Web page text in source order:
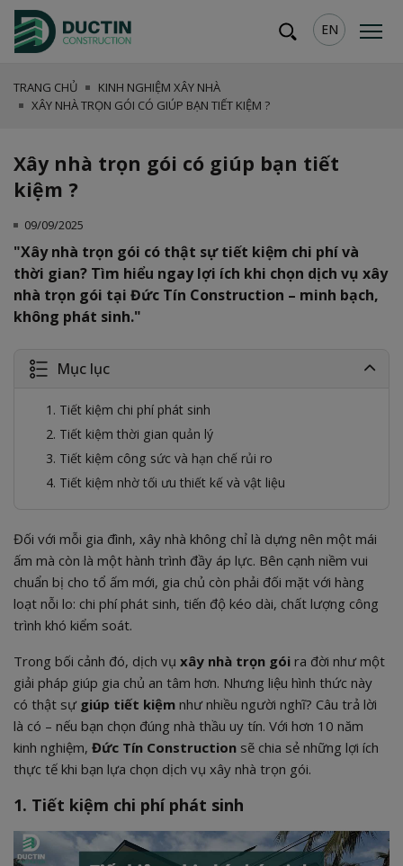
EN
TRANG CHỦ
KINH NGHIỆM XÂY NHÀ
XÂY NHÀ TRỌN GÓI CÓ GIÚP BẠN TIẾT KIỆM ?
Xây nhà trọn gói có giúp bạn tiết
kiệm ?
09/09/2025
"Xây nhà trọn gói có thật sự tiết kiệm chi phí và
thời gian? Tìm hiểu ngay lợi ích khi chọn dịch vụ xây
nhà trọn gói tại Đức Tín Construction – minh bạch,
không phát sinh."
Mục lục
1. Tiết kiệm chi phí phát sinh
2. Tiết kiệm thời gian quản lý
3. Tiết kiệm công sức và hạn chế rủi ro
4. Tiết kiệm nhờ tối ưu thiết kế và vật liệu
Đối với mỗi gia đình, xây nhà không chỉ là dựng nên một mái
ấm mà còn là một hành trình đầy áp lực. Bên cạnh niềm vui
chuẩn bị cho tổ ấm mới, gia chủ còn phải đối mặt với hàng
loạt nỗi lo: chi phí phát sinh, tiến độ kéo dài, chất lượng công
trình khó kiểm soát.
Trong bối cảnh đó, dịch vụ xây nhà trọn gói ra đời như một
giải pháp giúp gia chủ an tâm hơn. Nhưng liệu hình thức này
có thật sự giúp tiết kiệm như nhiều người nghĩ? Câu trả lời
là có – nếu bạn chọn đúng nhà thầu uy tín. Với hơn 10 năm
kinh nghiệm, Đức Tín Construction sẽ chia sẻ những lợi ích
thực tế khi bạn lựa chọn dịch vụ xây nhà trọn gói.
1. Tiết kiệm chi phí phát sinh